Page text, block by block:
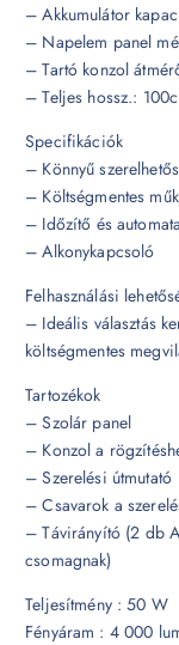
– Akkumulátor
– Napelem panel
– Tartó konzol
– Teljes hossz.:
Specifikációk
– Könnyű
– Költségmentes
– Időzítő és
– Alkonykapcsoló
Felhasználási
– Ideális választás
költségmentes
Tartozékok
– Szolár panel
– Konzol a
– Szerelési útmutató
– Csavarok a
– Távirányító (2 db
csomagnak)
Teljesítmény : 50 W
Fényáram : 4 000